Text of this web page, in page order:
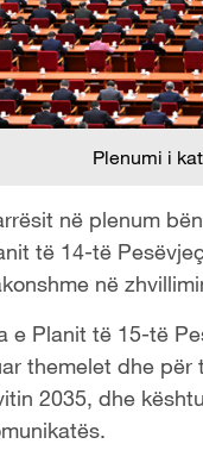
Plenumi i
në plenum
të 14-të
në
e Planit të 15-të
themelet dhe
2035, dhe